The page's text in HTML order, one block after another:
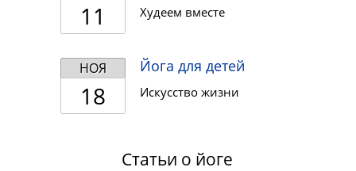
11 Худеем вместе
НОЯ
18
Йога для детей
Искусство жизни
Статьи о йоге